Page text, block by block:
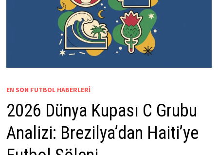
EN SON FUTBOL HABERLERI
2026 Dünya Kupası C Grubu
Analizi: Brezilya’dan Haiti’ye